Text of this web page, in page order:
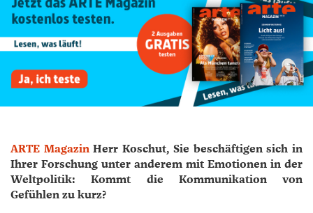
ARTE Magazin Herr Koschut, Sie beschäftigen sich in
Ihrer Forschung unter anderem mit Emotionen in der
Weltpolitik: Kommt die Kommunikation von
Gefühlen zu kurz?